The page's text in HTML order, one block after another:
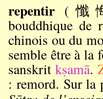
repentir (懺
bouddhique de
chinois ou du
semble être à la
sanskritkṣamā.
: remord. Sur la